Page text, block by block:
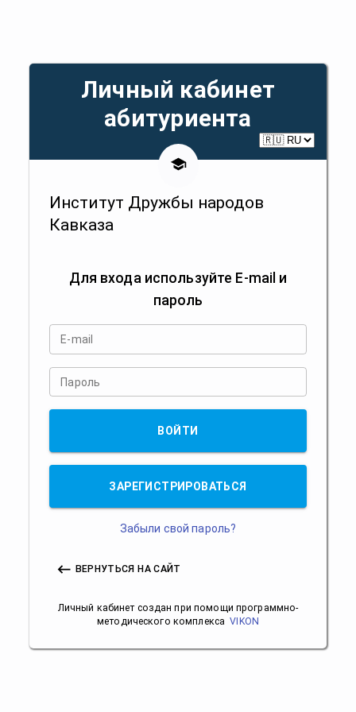
Личный кабинет
абитуриента
Институт Дружбы народов
Кавказа
Для входа используйте E-mail и
пароль
E-mail
Пароль
ВОЙТИ
ЗАРЕГИСТРИРОВАТЬСЯ
Забыли свой пароль?
ВЕРНУТЬСЯ НА САЙТ
Личный кабинет создан при помощи программно-
методического комплексаVIKON